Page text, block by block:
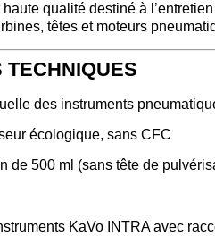
qualité destiné à
têtes et moteurs
TECHNIQUES
des instruments
écologique, sans CFC
de 500 ml (sans tête de
KaVo INTRA avec